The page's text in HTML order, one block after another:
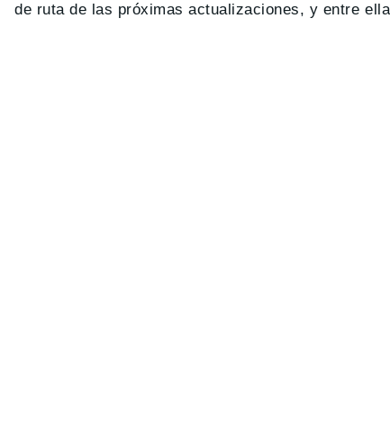
de ruta de las próximas actualizaciones, y entre